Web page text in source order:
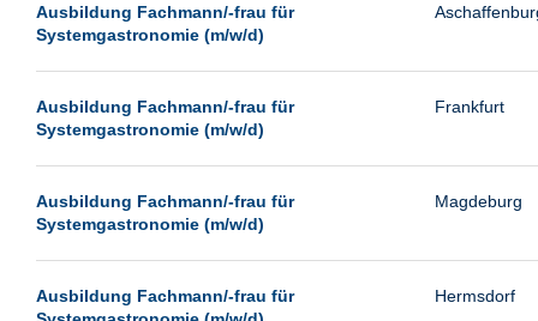
Schwerin
Siegburg
Siegen
Viernheim
Weimar
Wetzlar
Ausbildung Fachmann/-frau für
Systemgastronomie (m/w/d)
Ausbildung Fachmann/-frau für
Systemgastronomie (m/w/d)
Frankfurt
Ausbildung Fachmann/-frau für
Systemgastronomie (m/w/d)
Magdeburg
Ausbildung Fachmann/-frau für
Hermsdorf